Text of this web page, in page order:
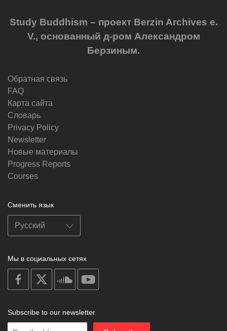
Study Buddhism – проект Berzin Archives e.
V., основанный д-ром Александром
Берзиным.
Обратная связь
FAQ
Карта сайта
Словарь
Privacy Policy
Newsletter
Новые материалы
Progress Reports
Courses
Сменить язык
Мы в социальных сетях
on
facebook
soundcloud
Subscribe to our newsletter
Enter